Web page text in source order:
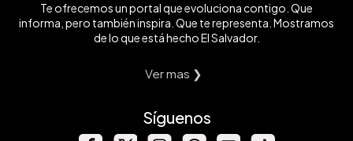
Te ofrecemos un portal que evoluciona contigo. Que
informa, pero también inspira. Que te representa. Mostramos
de lo que está hecho El Salvador.
Ver mas ❯
Síguenos